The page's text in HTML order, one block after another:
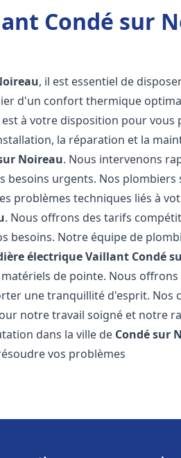
Condé sur
, il est essentiel de
d'un confort thermique
à votre disposition pour
la réparation et la
Noireau. Nous intervenons
besoins urgents. Nos
problèmes techniques liés à
. Nous offrons des tarifs
besoins. Notre équipe de
électrique Vaillant Condé
de pointe. Nous
une tranquillité d'esprit. Nos
notre travail soigné et notre
dans la ville de Condé sur
vos problèmes